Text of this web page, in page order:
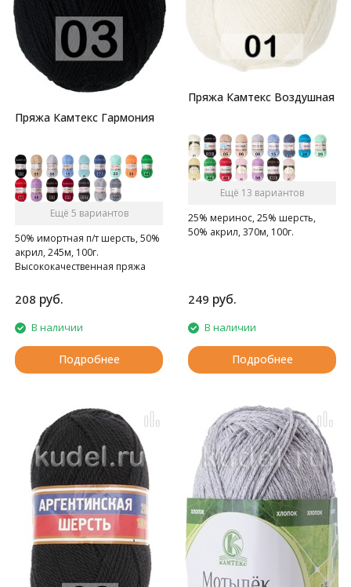
Пряжа Камтекс Гармония
Ещё 5 вариантов
50% имортная п/т шерсть, 50%
акрил, 245м, 100г.
Высококачественная пряжа
208 руб.
В наличии
Подробнее
Пряжа Камтекс Воздушная
Ещё 13 вариантов
25% меринос, 25% шерсть,
50% акрил, 370м, 100г.
249 руб.
В наличии
Подробнее